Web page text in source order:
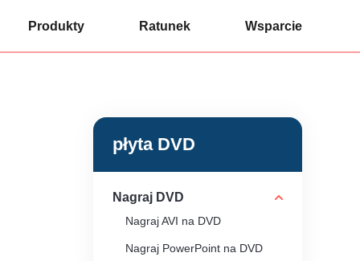
Produkty Ratunek Wsparcie
płyta DVD
Nagraj DVD
Nagraj AVI na DVD
Nagraj PowerPoint na DVD